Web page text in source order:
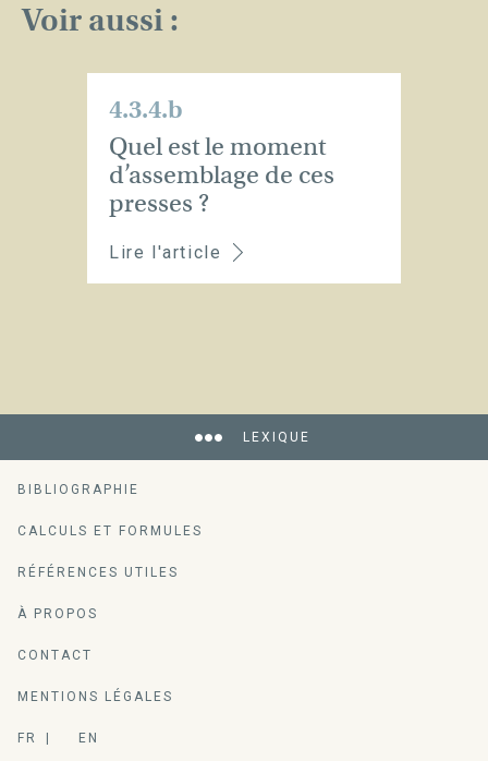
Voir aussi :
4.3.4.b
Quel est le moment
d’assemblage de ces
presses ?
Lire l'article
LEXIQUE
BIBLIOGRAPHIE
CALCULS ET FORMULES
RÉFÉRENCES UTILES
À PROPOS
CONTACT
MENTIONS LÉGALES
FR EN